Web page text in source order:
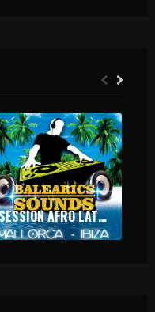
SESSION AFRO LATIN – MAR 2020